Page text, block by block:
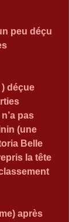
peu déçu
) déçue
pas
(une
Belle
la tête
après